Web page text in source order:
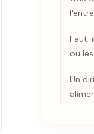
Faut-
ou
Un